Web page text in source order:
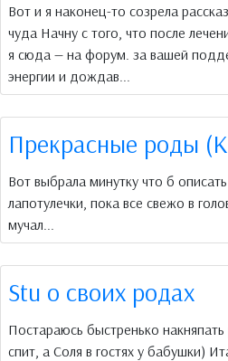
Вот и я наконец-то созрела
чуда Начну с того, что после
я сюда — на форум. за вашей
энергии и дождав...
Прекрасные роды
Вот выбрала минутку что б
лапотулечки, пока все свежо в
мучал...
Stu о своих родах
Постараюсь быстренько
спит, а Соля в гостях у бабушки)